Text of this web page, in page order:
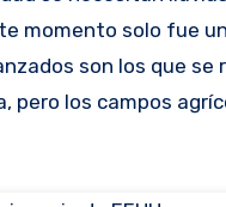
momento solo fue
son los que
pero los campos